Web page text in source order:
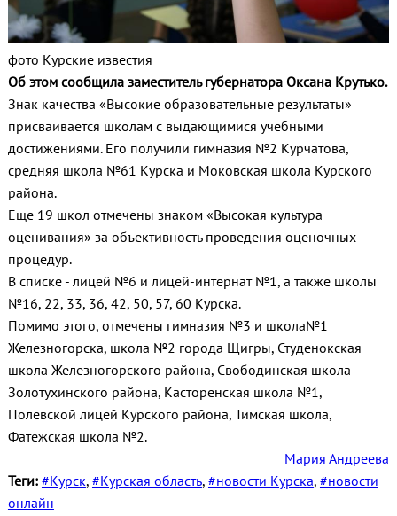
фото Курские известия
Об этом сообщила заместитель губернатора Оксана Крутько.
Знак качества «Высокие образовательные результаты»
присваивается школам с выдающимися учебными
достижениями. Его получили гимназия №2 Курчатова,
средняя школа №61 Курска и Моковская школа Курского
района.
Еще 19 школ отмечены знаком «Высокая культура
оценивания» за объективность проведения оценочных
процедур.
В списке - лицей №6 и лицей-интернат №1, а также школы
№16, 22, 33, 36, 42, 50, 57, 60 Курска.
Помимо этого, отмечены гимназия №3 и школа№1
Железногорска, школа №2 города Щигры, Студенокская
школа Железногорского района, Свободинская школа
Золотухинского района, Касторенская школа №1,
Полевской лицей Курского района, Тимская школа,
Фатежская школа №2.
Мария Андреева
Теги: #Курск, #Курская область, #новости Курска, #новости
онлайн